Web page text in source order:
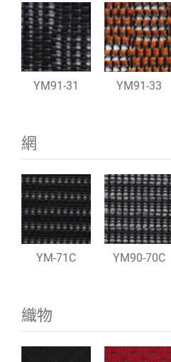
YM91-31 YM91-33
網
YM-71C YM90-70C
織物